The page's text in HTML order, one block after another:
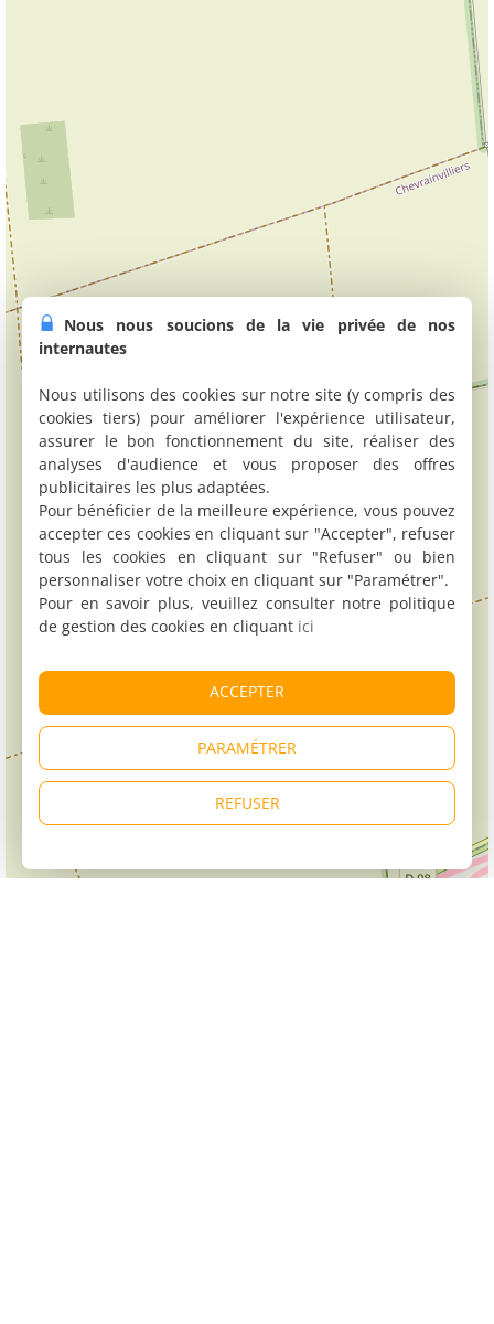
Nous nous soucions de la vie privée de nos
internautes
Nous utilisons des cookies sur notre site (y compris des
cookies tiers) pour améliorer l'expérience utilisateur,
assurer le bon fonctionnement du site, réaliser des
analyses d'audience et vous proposer des offres
publicitaires les plus adaptées.
Pour bénéficier de la meilleure expérience, vous pouvez
accepter ces cookies en cliquant sur "Accepter", refuser
tous les cookies en cliquant sur "Refuser" ou bien
personnaliser votre choix en cliquant sur "Paramétrer".
Pour en savoir plus, veuillez consulter notre politique
de gestion des cookies en cliquant ici
ACCEPTER
PARAMÉTRER
REFUSER